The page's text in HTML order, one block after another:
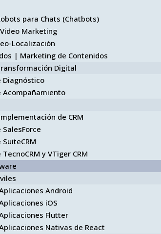
para Chats (Chatbots)
Marketing
Localización
| Marketing de Contenidos
Digital
Diagnóstico
Acompañamiento
de CRM
y VTiger CRM
Android
iOS
Flutter
Nativas de React